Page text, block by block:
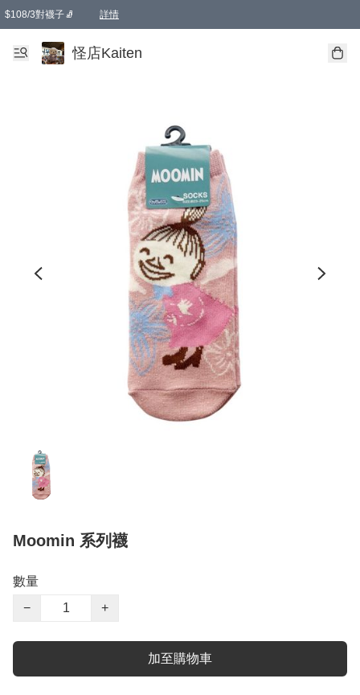
$108/3對襪子🧦 詳情
卡通傘☂️2把8折
購物滿 HKD 650.00即享免運費優惠！（適用於 本地送貨、本地取貨 )
怪店Kaiten
Moomin 系列襪
數量
−
+
加至購物車